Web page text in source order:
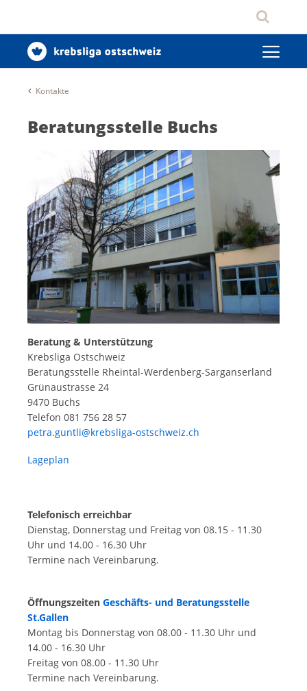
Kontakte
Beratungsstelle Buchs
Beratung & Unterstützung
Krebsliga Ostschweiz
Beratungsstelle Rheintal-Werdenberg-Sarganserland
Grünaustrasse 24
9470 Buchs
Telefon 081 756 28 57
petra.guntli@krebsliga-ostschweiz.ch
Lageplan
Telefonisch erreichbar
Dienstag, Donnerstag und Freitag von 08.15 - 11.30
Uhr und 14.00 - 16.30 Uhr
Termine nach Vereinbarung.
Öffnungszeiten Geschäfts- und Beratungsstelle
St.Gallen
Montag bis Donnerstag von 08.00 - 11.30 Uhr und
14.00 - 16.30 Uhr
Freitag von 08.00 - 11.30 Uhr
Termine nach Vereinbarung.